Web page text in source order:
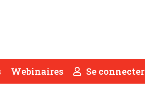
Webinaires Se connecter